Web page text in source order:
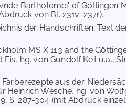
Bartholomei' of Göttingen
von Bl. 231v-237r).
der Handschriften, Text
MS X 113 and the
hg. von Gundolf Keil u.a.,
aus der
Heinrich Wesche, hg. von
S. 287-304 (mit Abdruck